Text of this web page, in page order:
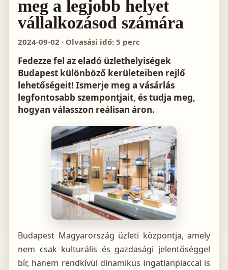
meg a legjobb helyet
vállalkozásod számára
2024-09-02 · Olvasási idő: 5 perc
Fedezze fel az eladó üzlethelyiségek
Budapest különböző kerületeiben rejlő
lehetőségeit! Ismerje meg a vásárlás
legfontosabb szempontjait, és tudja meg,
hogyan válasszon reálisan áron.
Budapest Magyarország üzleti központja, amely
nem csak kulturális és gazdasági jelentőséggel
bír, hanem rendkívül dinamikus ingatlanpiaccal is